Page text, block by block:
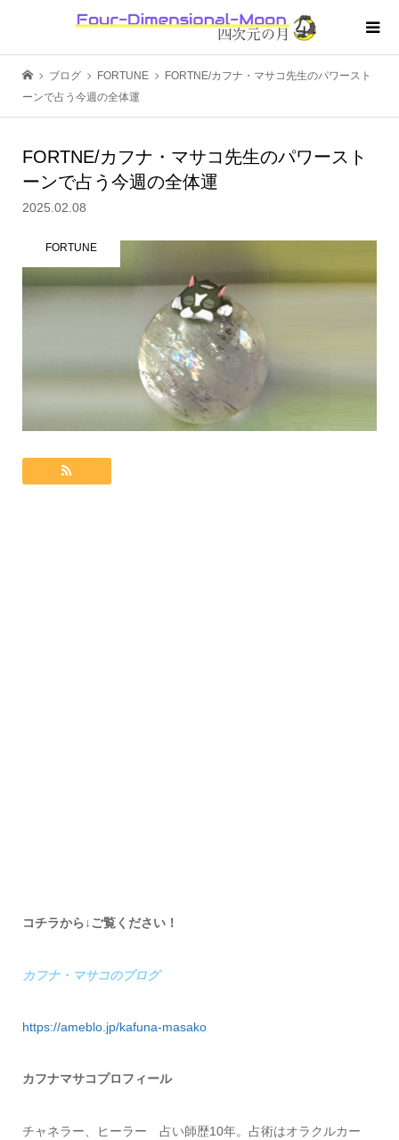
ブログ FORTUNE
FORTNE/カフナ・マサコ先生のパワースト
ーンで占う今週の全体運
FORTNE/カフナ・マサコ先生のパワースト
ーンで占う今週の全体運
2025.02.08
FORTUNE
コチラから↓ご覧ください！
カフナ・マサコのブログ
https://ameblo.jp/kafuna-masako
カフナマサコプロフィール
チャネラー、ヒーラー 占い師歴10年。占術はオラクルカー